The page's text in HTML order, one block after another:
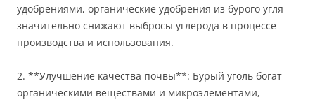
удобрениями, органические удобрения из бурого угля
значительно снижают выбросы углерода в процессе
производства и использования.
2. **Улучшение качества почвы**: Бурый уголь богат
органическими веществами и микроэлементами,